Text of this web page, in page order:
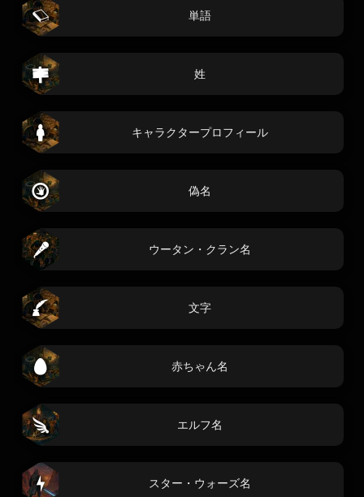
単語
姓
キャラクタープロフィール
偽名
ウータン・クラン名
文字
赤ちゃん名
エルフ名
スター・ウォーズ名